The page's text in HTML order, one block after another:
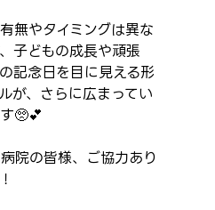
無やタイミングは異な
子どもの成長や頑張
記念日を目に見える形
が、さらに広まってい
🥺💕
院の皆様、ご協力あり